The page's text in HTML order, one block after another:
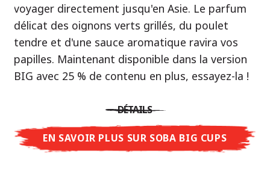
Trois univers de saveurs, un seul objectif : le
vrai ramen de niveau restaurant – sans le
restaurant.
Avec Nissin Ramen Premium, découvrez le
plaisir du ramen japonais comme jamais
Yuzu, épicé et relevé avec Spicy Miso, ou
crémeux et gourmand avec Tonkotsu. Le goût
authentique du restaurant – à savourer chez
voyager directement jusqu'en Asie. Le parfum
délicat des oignons verts grillés, du poulet
tendre et d'une sauce aromatique ravira vos
papilles. Maintenant disponible dans la version
BIG avec 25 % de contenu en plus, essayez-la !
DÉTAILS
EN SAVOIR PLUS SUR SOBA BIG CUPS
Une soupe ramen qui, comme la cuisine
thaïlandaise elle-même, est synonyme
d'équilibre parfait et d'harmonie gustative.
La saveur de poulet caramélisé combinée aux
expérience gustative asiatique authentique.
DÉTAILS